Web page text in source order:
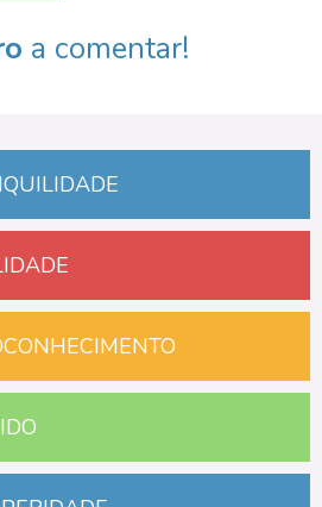
a comentar!